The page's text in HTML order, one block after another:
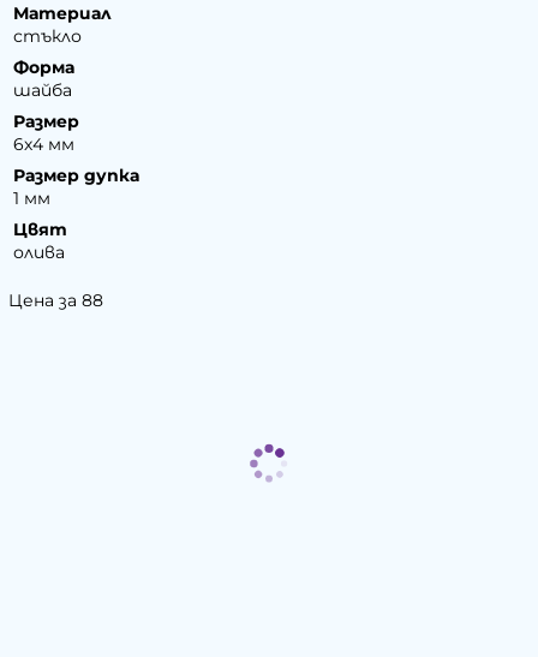
Материал
стъкло
Форма
шайба
Размер
6х4 мм
Размер дупка
1 мм
Цвят
олива
Цена за 88